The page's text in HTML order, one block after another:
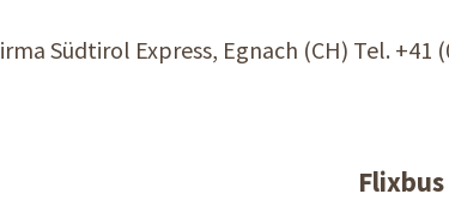
Südtirol Express, Egnach (CH) Tel. +41